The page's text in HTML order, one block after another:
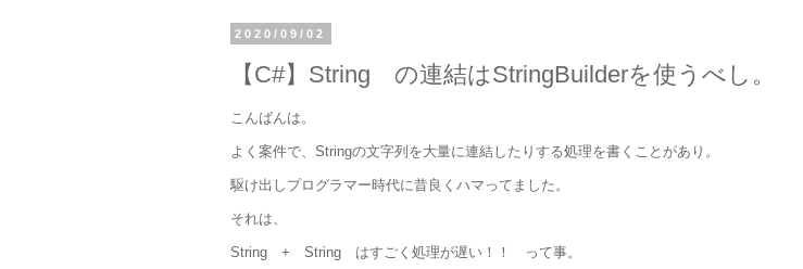
2020/09/02
【C#】String の連結はStringBuilderを使うべし。
こんばんは。
よく案件で、Stringの文字列を大量に連結したりする処理を書くことがあり。
駆け出しプログラマー時代に昔良くハマってました。
それは、
String + String はすごく処理が遅い！！ って事。